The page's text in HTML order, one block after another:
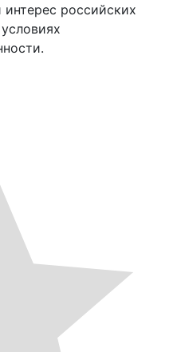
российских